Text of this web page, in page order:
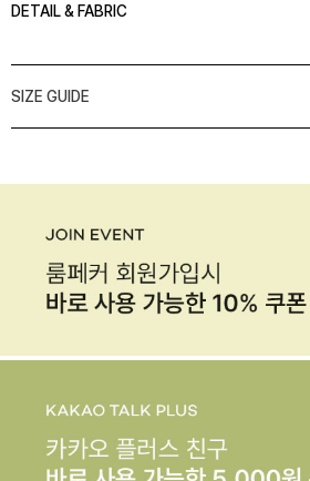
DETAIL & FABRIC
SIZE GUIDE